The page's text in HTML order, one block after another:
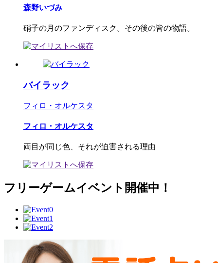
森野いづみ
硝子の月のファンディスク。その後の皆の物語。
バイラック
フィロ・オルケスタ
フィロ・オルケスタ
両目が同じ色、それが迫害される理由
フリーゲームイベント開催中！